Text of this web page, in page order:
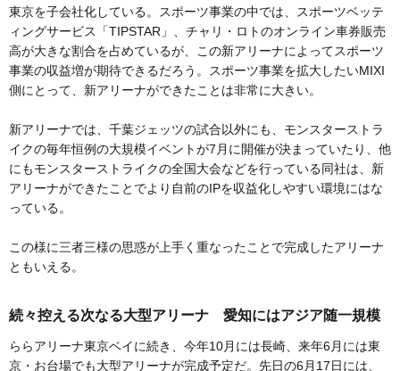
東京を子会社化している。スポーツ事業の中では、スポーツベッテ
ィングサービス「TIPSTAR」、チャリ・ロトのオンライン車券販売
高が大きな割合を占めているが、この新アリーナによってスポーツ
事業の収益増が期待できるだろう。スポーツ事業を拡大したいMIXI
側にとって、新アリーナができたことは非常に大きい。
新アリーナでは、千葉ジェッツの試合以外にも、モンスターストラ
イクの毎年恒例の大規模イベントが7月に開催が決まっていたり、他
にもモンスターストライクの全国大会などを行っている同社は、新
アリーナができたことでより自前のIPを収益化しやすい環境にはな
っている。
この様に三者三様の思惑が上手く重なったことで完成したアリーナ
ともいえる。
続々控える次なる大型アリーナ 愛知にはアジア随一規模
ららアリーナ東京ベイに続き、今年10月には長崎、来年6月には東
京・お台場でも大型アリーナが完成予定だ。先日の6月17日には、